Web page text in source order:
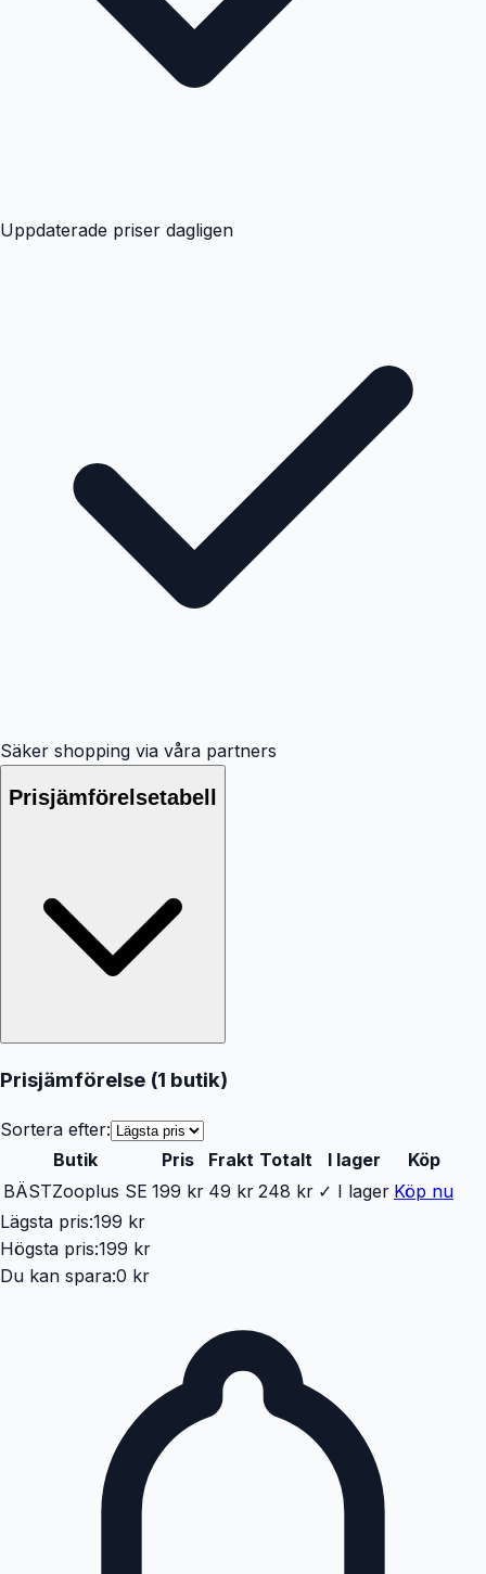
Uppdaterade priser dagligen
Säker shopping via våra partners
Prisjämförelsetabell
Prisjämförelse (1 butik)
Sortera efter:
Butik
Pris Frakt Totalt I lager
Köp
BÄSTZooplus SE 199 kr 49 kr 248 kr ✓ I lager Köp nu
Lägsta pris:199 kr
Högsta pris:199 kr
Du kan spara:0 kr